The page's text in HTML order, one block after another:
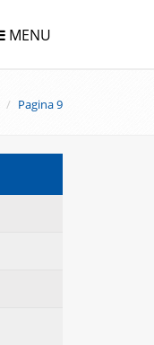
MENU
Pagina 9